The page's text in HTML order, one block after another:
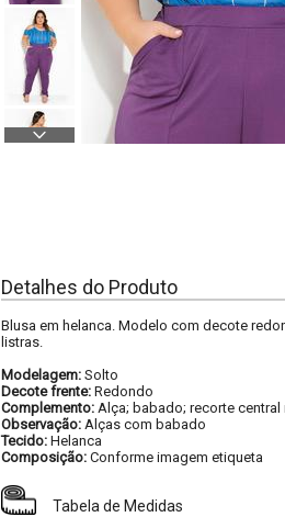
Detalhes do Produto
Blusa em helanca. Modelo com decote
listras.
Modelagem: Solto
Decote frente: Redondo
Complemento: Alça; babado; recorte
Observação: Alças com babado
Tecido: Helanca
Composição: Conforme imagem etiqueta
Tabela de Medidas